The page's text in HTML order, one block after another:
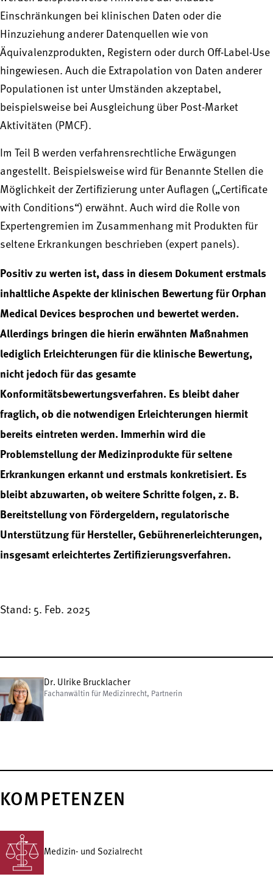
Einschränkungen bei klinischen Daten oder die
Hinzuziehung anderer Datenquellen wie von
Äquivalenzprodukten, Registern oder durch Off-Label-Use
hingewiesen. Auch die Extrapolation von Daten anderer
Populationen ist unter Umständen akzeptabel,
beispielsweise bei Ausgleichung über Post-Market
Aktivitäten (PMCF).
Im Teil B werden verfahrensrechtliche Erwägungen
angestellt. Beispielsweise wird für Benannte Stellen die
Möglichkeit der Zertifizierung unter Auflagen („Certificate
with Conditions“) erwähnt. Auch wird die Rolle von
Expertengremien im Zusammenhang mit Produkten für
seltene Erkrankungen beschrieben (expert panels).
Positiv zu werten ist, dass in diesem Dokument erstmals
inhaltliche Aspekte der klinischen Bewertung für Orphan
Medical Devices besprochen und bewertet werden.
Allerdings bringen die hierin erwähnten Maßnahmen
lediglich Erleichterungen für die klinische Bewertung,
nicht jedoch für das gesamte
Konformitätsbewertungsverfahren. Es bleibt daher
fraglich, ob die notwendigen Erleichterungen hiermit
bereits eintreten werden. Immerhin wird die
Problemstellung der Medizinprodukte für seltene
Erkrankungen erkannt und erstmals konkretisiert. Es
bleibt abzuwarten, ob weitere Schritte folgen, z. B.
Bereitstellung von Fördergeldern, regulatorische
Unterstützung für Hersteller, Gebührenerleichterungen,
insgesamt erleichtertes Zertifizierungsverfahren.
Stand: 5. Feb. 2025
Dr. Ulrike Brucklacher
Fachanwältin für Medizinrecht, Partnerin
KOMPETENZEN
Medizin- und Sozialrecht